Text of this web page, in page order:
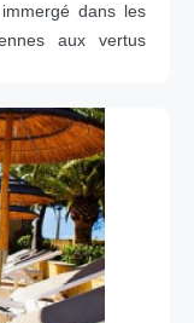
dans les
aux vertus